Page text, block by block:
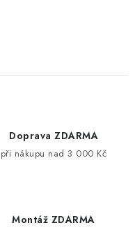
Doprava ZDARMA
při nákupu nad 3 000 Kč
Montáž ZDARMA